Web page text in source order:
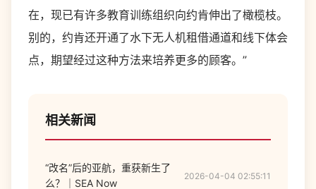
在，现已有许多教育训练组织向约肯伸出了橄榄枝。
别的，约肯还开通了水下无人机租借通道和线下体会
点，期望经过这种方法来培养更多的顾客。”
相关新闻
“改名”后的亚航，重获新生了
么？｜SEA Now
2026-04-04 02:55:11